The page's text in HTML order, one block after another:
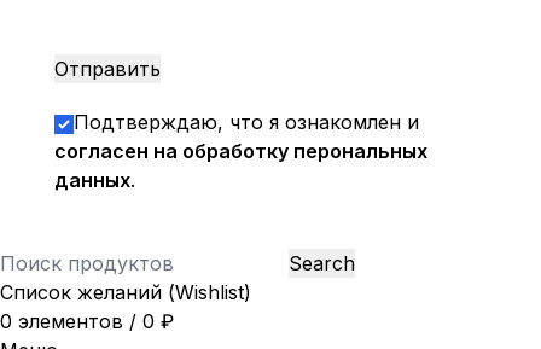
Подтверждаю, что я ознакомлен и
согласен на обработку перональных
данных.
Search
Список желаний (Wishlist)
0 элементов / 0 ₽